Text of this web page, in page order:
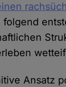
folgend
Ansatz